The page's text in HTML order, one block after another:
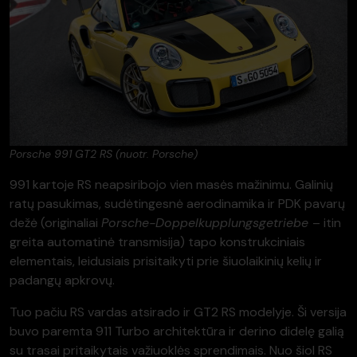
Porsche 991 GT2 RS (nuotr. Porsche)
991 kartoje RS neapsiribojo vien masės mažinimu. Galinių
ratų pasukimas, sudėtingesnė aerodinamika ir PDK pavarų
dežė (originaliai Porsche-Doppelkupplungsgetriebe – itin
greita automatinė transmisija) tapo konstrukciniais
elementais, leidusiais prisitaikyti prie šiuolaikinių kelių ir
padangų apkrovų.
Tuo pačiu RS vardas atsirado ir GT2 RS modelyje. Ši versija
buvo paremta 911 Turbo architektūra ir derino didelę galią
su trasai pritaikytais važiuoklės sprendimais. Nuo šiol RS